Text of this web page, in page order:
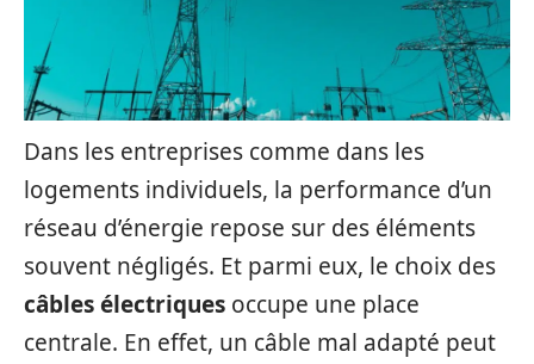
Dans les entreprises comme dans les
logements individuels, la performance d’un
réseau d’énergie repose sur des éléments
souvent négligés. Et parmi eux, le choix des
câbles électriques occupe une place
centrale. En effet, un câble mal adapté peut